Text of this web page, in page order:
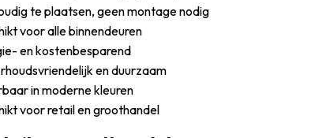
te plaatsen, geen montage nodig
voor alle binnendeuren
en kostenbesparend
en duurzaam
in moderne kleuren
voor retail en groothandel